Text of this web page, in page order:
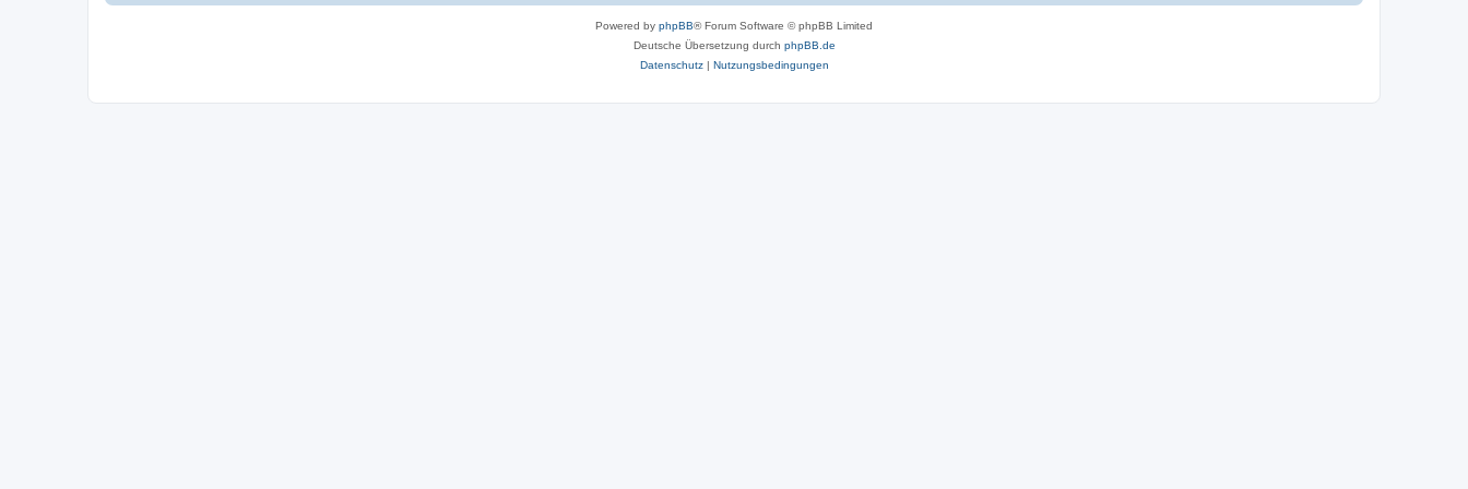
Powered by phpBB® Forum Software © phpBB Limited
Deutsche Übersetzung durch phpBB.de
Datenschutz| Nutzungsbedingungen